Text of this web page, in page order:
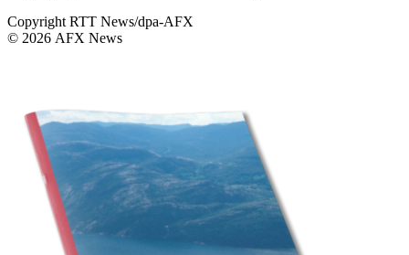
Copyright RTT News/dpa-AFX
© 2026 AFX News